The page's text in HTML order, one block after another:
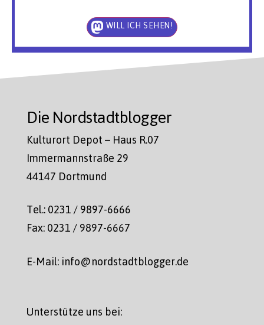
WILL ICH SEHEN!
Die Nordstadtblogger
Kulturort Depot – Haus R.07
Immermannstraße 29
44147 Dortmund
Tel.: 0231 / 9897-6666
Fax: 0231 / 9897-6667
E-Mail: info@nordstadtblogger.de
Unterstütze uns bei: